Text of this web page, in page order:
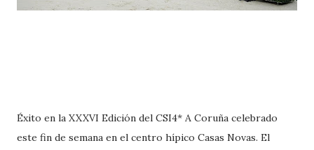
Éxito en la XXXVI Edición del CSI4* A Coruña celebrado
este fin de semana en el centro hípico Casas Novas. El